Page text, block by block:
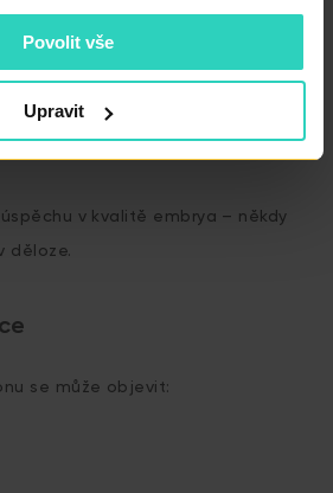
Povolit vše
Upravit
neúspěšných embryotransferech
potratech
v kvalitě embrya – někdy
děloze.
se může objevit: